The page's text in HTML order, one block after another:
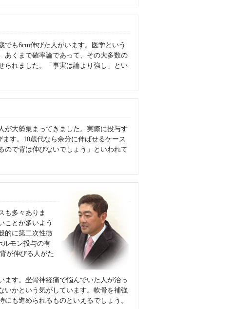
も6cm伸びた人がいます。医学という
あくまで確率論であって、その大多数の
られました。「事実は論より強し」とい
が大勢集まってきました。実際に投与す
す。10歳代なら余分に伸ばせるケース
ので背は伸びないでしょう」といわれて
も多々ありま
ことが多いよう
的に第二次性徴
ルモン投与の有
が伸びる人がた
ます。坐骨神経痛で悩んでいた人が治っ
いかという気がしています。軟骨を補強
も進められるものといえるでしょう。